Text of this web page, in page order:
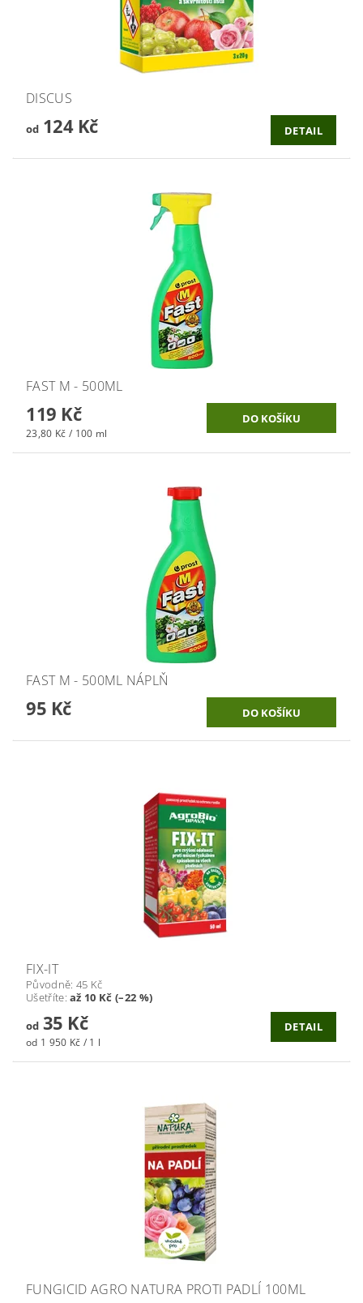
DISCUS
od124 Kč DETAIL
FAST M - 500ML
119 Kč
23,80 Kč / 100 ml
FAST M - 500ML NÁPLŇ
95 Kč
FIX-IT
Původně: 45 Kč
Ušetříte:až 10 Kč (–22 %)
od35 Kč
od 1 950 Kč / 1 l
DETAIL
FUNGICID AGRO NATURA PROTI PADLÍ 100ML